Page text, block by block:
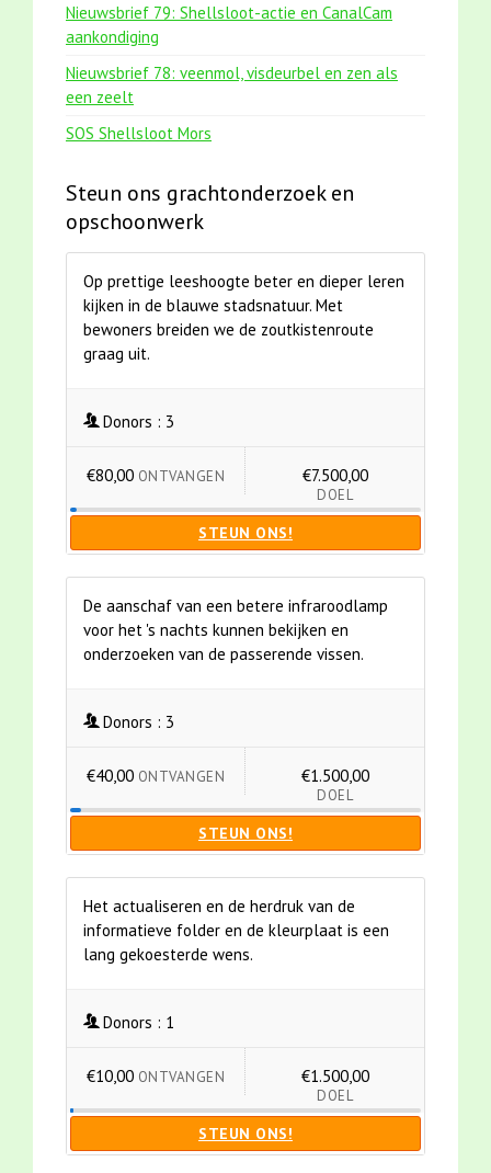
Nieuwsbrief 79: Shellsloot-actie en CanalCam
aankondiging
Nieuwsbrief 78: veenmol, visdeurbel en zen als
een zeelt
SOS Shellsloot Mors
Steun ons grachtonderzoek en
opschoonwerk
Op prettige leeshoogte beter en dieper leren
kijken in de blauwe stadsnatuur. Met
bewoners breiden we de zoutkistenroute
graag uit.
Donors : 3
€80,00 ONTVANGEN €7.500,00
DOEL
STEUN ONS!
De aanschaf van een betere infraroodlamp
voor het 's nachts kunnen bekijken en
onderzoeken van de passerende vissen.
Donors : 3
€40,00 ONTVANGEN €1.500,00
DOEL
STEUN ONS!
Het actualiseren en de herdruk van de
informatieve folder en de kleurplaat is een
lang gekoesterde wens.
Donors : 1
€10,00 ONTVANGEN €1.500,00
DOEL
STEUN ONS!